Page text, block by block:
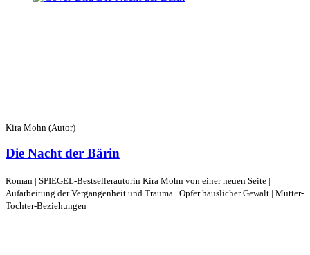
Kira Mohn (Autor)
Die Nacht der Bärin
Roman | SPIEGEL-Bestsellerautorin Kira Mohn von einer neuen Seite |
Aufarbeitung der Vergangenheit und Trauma | Opfer häuslicher Gewalt | Mutter-
Tochter-Beziehungen